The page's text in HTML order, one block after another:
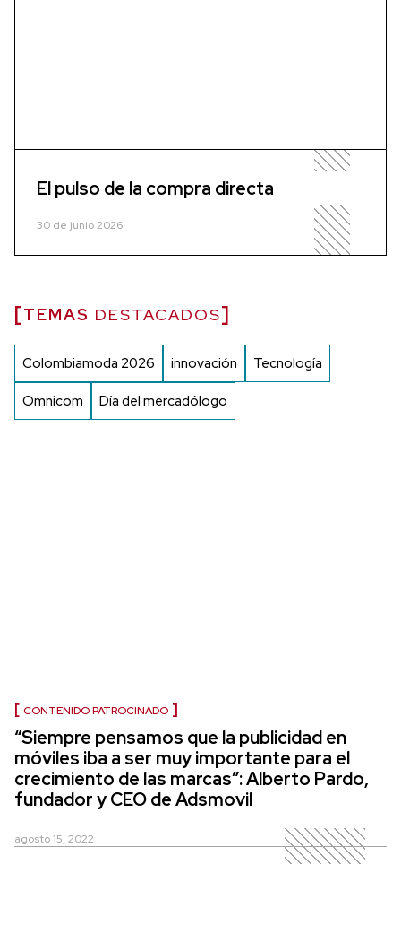
El pulso de la compra directa
30 de junio 2026
TEMAS DESTACADOS
Colombiamoda 2026 innovación Tecnología
Omnicom Día del mercadólogo
CONTENIDO PATROCINADO
“Siempre pensamos que la publicidad en
móviles iba a ser muy importante para el
crecimiento de las marcas”: Alberto Pardo,
fundador y CEO de Adsmovil
agosto 15, 2022